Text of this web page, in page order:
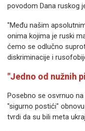
povodom Dana ruskog
"Među našim
onima kojima je ruski
ćemo se odlučno
diskriminacije i
"Jedno od nužnih
Posebno se osvrnuo na
"sigurno postići"
tvrdi da su bili meta